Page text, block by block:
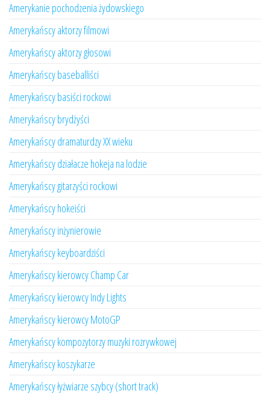
Amerykanie pochodzenia żydowskiego
Amerykańscy aktorzy filmowi
Amerykańscy aktorzy głosowi
Amerykańscy baseballiści
Amerykańscy basiści rockowi
Amerykańscy brydżyści
Amerykańscy dramaturdzy XX wieku
Amerykańscy działacze hokeja na lodzie
Amerykańscy gitarzyści rockowi
Amerykańscy hokeiści
Amerykańscy inżynierowie
Amerykańscy keyboardziści
Amerykańscy kierowcy Champ Car
Amerykańscy kierowcy Indy Lights
Amerykańscy kierowcy MotoGP
Amerykańscy kompozytorzy muzyki rozrywkowej
Amerykańscy koszykarze
Amerykańscy łyżwiarze szybcy (short track)